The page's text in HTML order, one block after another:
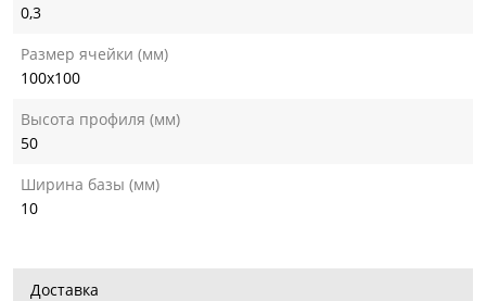
0,3
Размер ячейки (мм)
100х100
Высота профиля (мм)
50
Ширина базы (мм)
10
Доставка